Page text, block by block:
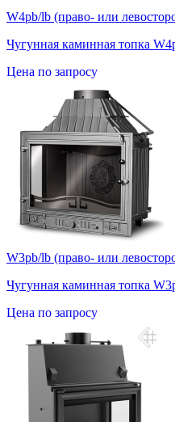
W4pb/lb (право- или
Чугунная каминная топка
Цена по запросу
W3pb/lb (право- или
Чугунная каминная топка
Цена по запросу